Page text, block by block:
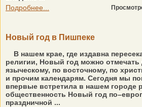
Подробнее...
Новый год в Пишпеке
В нашем крае, где издавна
религии, Новый год можно отмечать
языческому, по восточному, по
и прочим календарям. Сегодня мы
впервые встретила в нашем городе
общественность Новый год
праздничной ...